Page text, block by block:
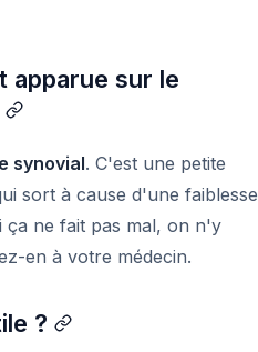
apparue sur le
synovial. C'est une petite
sort à cause d'une faiblesse
ça ne fait pas mal, on n'y
en à votre médecin.
?